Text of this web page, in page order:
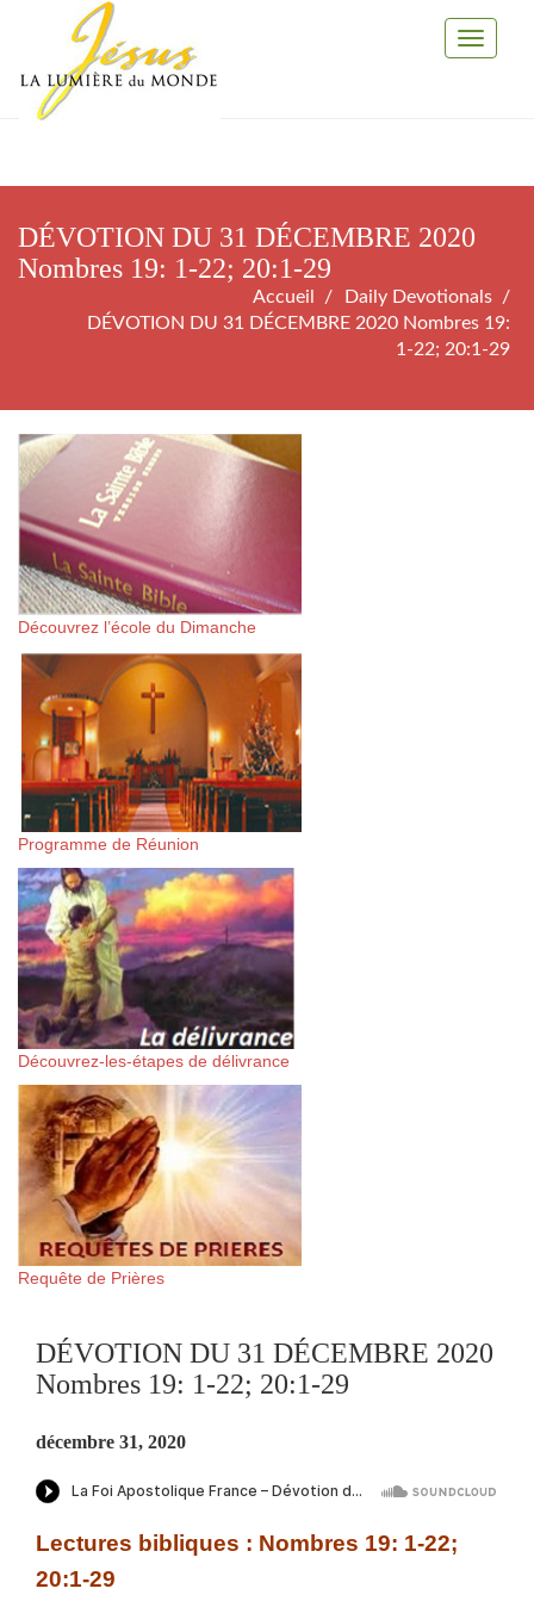
Toggle
DÉVOTION DU 31 DÉCEMBRE 2020
Nombres 19: 1-22; 20:1-29
Accueil
Daily Devotionals
DÉVOTION DU 31 DÉCEMBRE 2020 Nombres 19:
1-22; 20:1-29
Découvrez l’école du Dimanche
Programme de Réunion
Découvrez-les-étapes de délivrance
Requête de Prières
DÉVOTION DU 31 DÉCEMBRE 2020
Nombres 19: 1-22; 20:1-29
décembre 31, 2020
Lectures bibliques : Nombres 19: 1-22;
20:1-29